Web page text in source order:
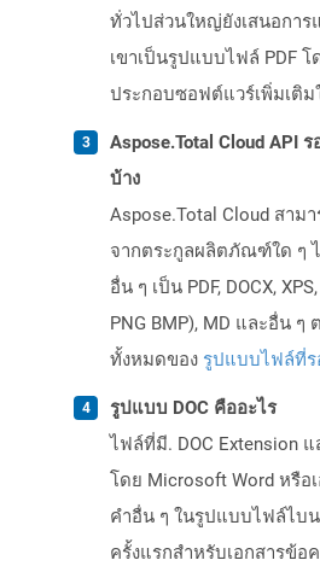
ทั่วไปส่วนใหญ่ยังเสนอการ
เขาเป็นรูปแบบไฟล์ PDF
ประกอบซอฟต์แวร์เพิ่มเติม
Aspose.Total Cloud API
บ้าง
Aspose.Total Cloud สาม
จากตระกูลผลิตภัณฑ์ใด ๆ
อื่น ๆ เป็น PDF, DOCX,
PNG BMP), MD และอื่น ๆ
ทั้งหมดของ รูปแบบไฟล์ที่ร
รูปแบบ DOC คืออะไร
ไฟล์ที่มี. DOC Extension แ
โดย Microsoft Word หรือ
คำอื่น ๆ ในรูปแบบไฟล์ไบ
ครั้งแรกสำหรับเอกสารข้อ